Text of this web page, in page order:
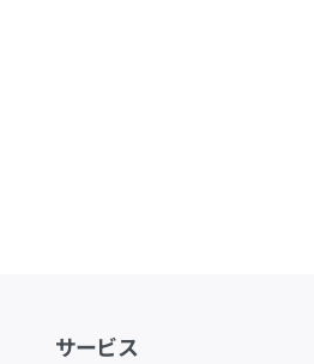
サービス